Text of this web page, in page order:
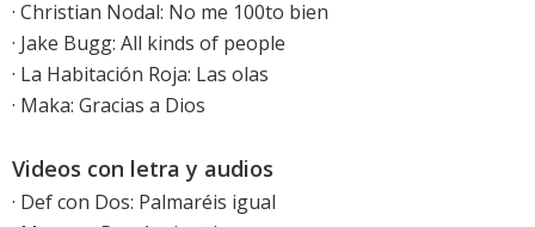
· Christian Nodal: No me 100to bien
· Jake Bugg: All kinds of people
· La Habitación Roja: Las olas
· Maka: Gracias a Dios
Videos con letra y audios
· Def con Dos: Palmaréis igual